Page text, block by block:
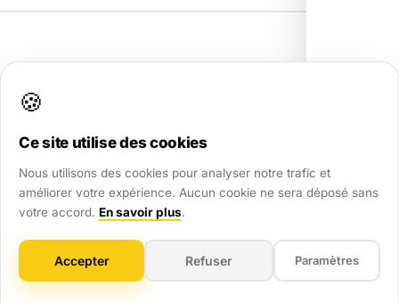
Partenaire digital de confiance pour les TPE et PME. Nous
Création de sites
🍪
Ce site utilise des cookies
Nous utilisons des cookies pour analyser notre trafic et
améliorer votre expérience. Aucun cookie ne sera déposé sans
votre accord. En savoir plus.
Accepter Refuser Paramètres